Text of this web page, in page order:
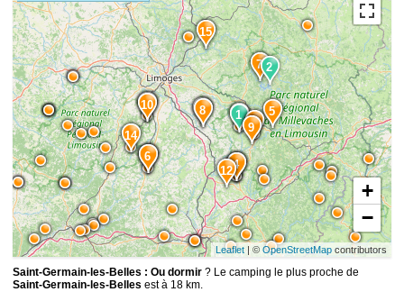
15
14
13
1211
10
9
8
7
6
5
4
3
2
1
2
1
+
−
Leaflet| © OpenStreetMapcontributors
Saint-Germain-les-Belles : Ou dormir ? Le camping le plus proche de
Saint-Germain-les-Belles est à 18 km.